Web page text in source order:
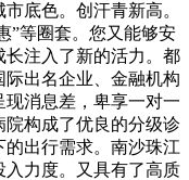
底色。创汗青新高。
”等圈套。您又能够安
注入了新的活力。都
出名企业、金融机构
现消息差，卑享一对一
构成了优良的分级诊
出行需求。南沙珠江
力度。又具有了高质